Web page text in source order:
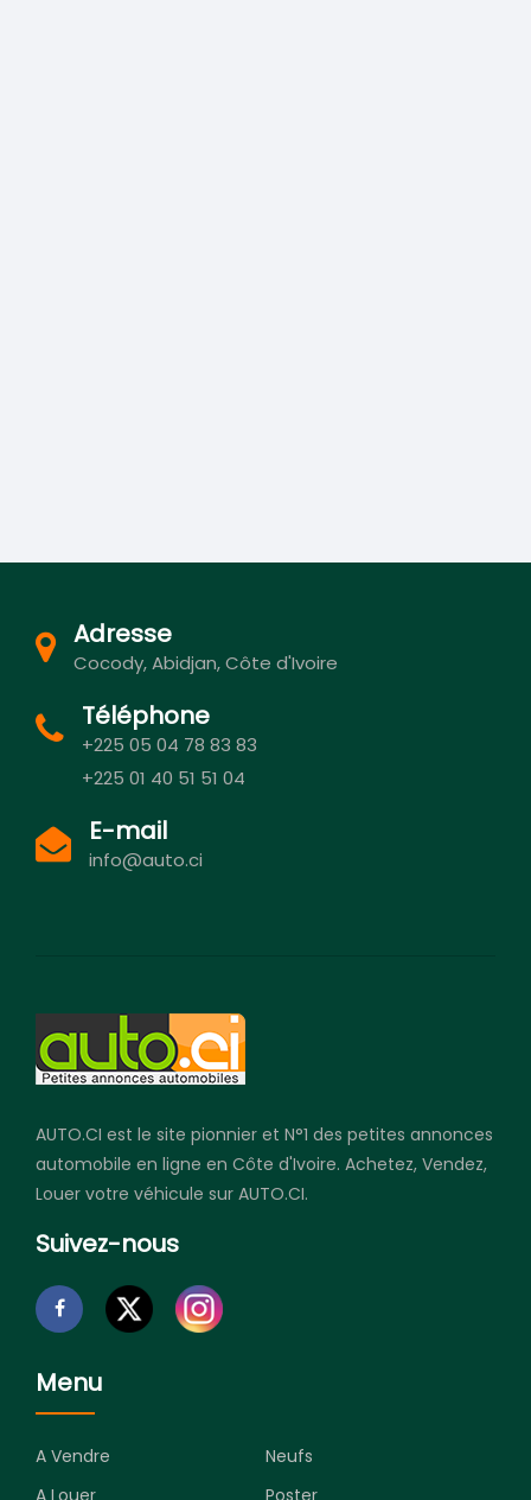
Adresse
Cocody, Abidjan, Côte d'Ivoire
Téléphone
+225 05 04 78 83 83
+225 01 40 51 51 04
E-mail
info@auto.ci
AUTO.CI est le site pionnier et N°1 des petites annonces
automobile en ligne en Côte d'Ivoire. Achetez, Vendez,
Louer votre véhicule sur AUTO.CI.
Suivez-nous
Menu
A Vendre
Neufs